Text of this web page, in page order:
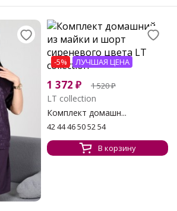
-5% ЛУЧШАЯ ЦЕНА
1 372 ₽ 1 520₽
LT collection
Комплект домашн...
42 44 46 50 52 54
В корзину